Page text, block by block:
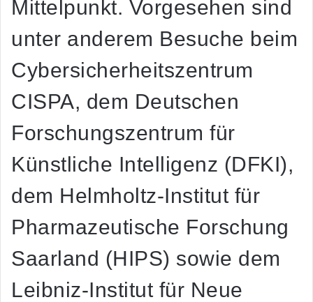
Mittelpunkt. Vorgesehen sind
unter anderem Besuche beim
Cybersicherheitszentrum
CISPA, dem Deutschen
Forschungszentrum für
Künstliche Intelligenz (DFKI),
dem Helmholtz-Institut für
Pharmazeutische Forschung
Saarland (HIPS) sowie dem
Leibniz-Institut für Neue